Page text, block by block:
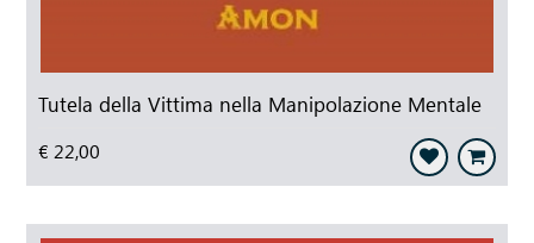
Tutela della Vittima nella Manipolazione Mentale
€ 22,00